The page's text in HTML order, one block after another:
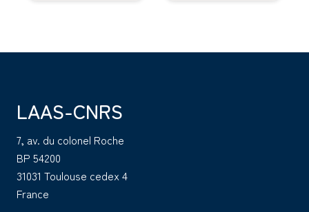
LAAS-CNRS
7, av. du colonel Roche
BP 54200
31031 Toulouse cedex 4
France